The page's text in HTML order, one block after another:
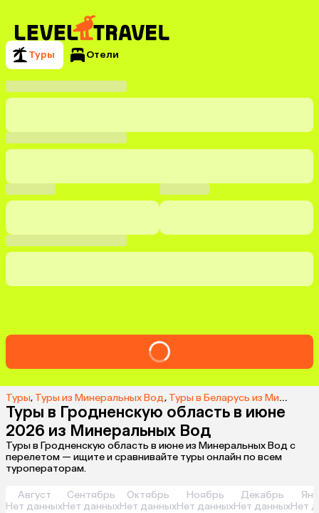
Туры Отели
Туры, Туры из Минеральных Вод, Туры в Беларусь из Минеральных Вод
Туры в Гродненскую область в июне
2026 из Минеральных Вод
Туры в Гродненскую область в июне из Минеральных Вод с
перелетом — ищите и сравнивайте туры онлайн по всем
туроператорам.
Август
Нет данных
Сентябрь
Нет данных
Октябрь
Нет данных
Ноябрь
Нет данных
Декабрь
Нет данныхНет